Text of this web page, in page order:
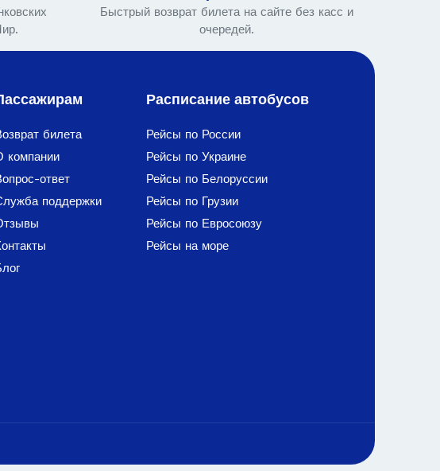
Быстрый возврат билета на сайте без касс и
очередей.
билета
компании
ответ
поддержки
Расписание автобусов
Рейсы по России
Рейсы по Украине
Рейсы по Белоруссии
Рейсы по Грузии
Рейсы по Евросоюзу
Рейсы на море